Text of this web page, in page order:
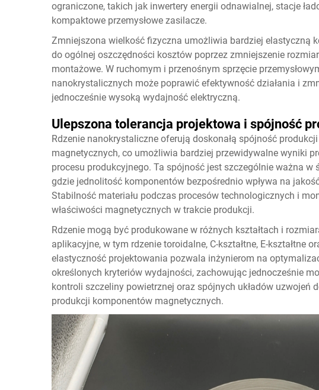
ograniczone, takich jak inwertery energii odnawialnej, stacje
kompaktowe przemysłowe zasilacze.
Zmniejszona wielkość fizyczna umożliwia bardziej elastyczną
do ogólnej oszczędności kosztów poprzez zmniejszenie
montażowe. W ruchomym i przenośnym sprzęcie
nanokrystalicznych może poprawić efektywność działania i
jednocześnie wysoką wydajność elektryczną.
Ulepszona tolerancja projektowa i spójność
Rdzenie nanokrystaliczne oferują doskonałą spójność
magnetycznych, co umożliwia bardziej przewidywalne wyniki
procesu produkcyjnego. Ta spójność jest szczególnie ważna
gdzie jednolitość komponentów bezpośrednio wpływa na
Stabilność materiału podczas procesów technologicznych i
właściwości magnetycznych w trakcie produkcji.
Rdzenie mogą być produkowane w różnych kształtach i
aplikacyjne, w tym rdzenie toroidalne, C-kształtne, E-kształtne
elastyczność projektowania pozwala inżynierom na
określonych kryteriów wydajności, zachowując jednocześnie
kontroli szczeliny powietrznej oraz spójnych układów uzwojeń
produkcji komponentów magnetycznych.